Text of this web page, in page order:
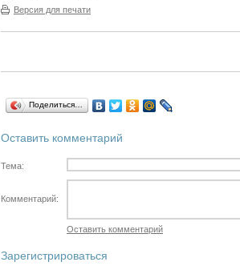
Версия для печати
Поделиться…
Оставить комментарий
Тема:
Комментарий:
Оставить комментарий
Зарегистрироваться